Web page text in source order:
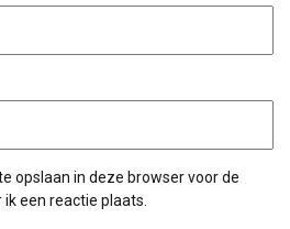
opslaan in deze browser voor de
een reactie plaats.